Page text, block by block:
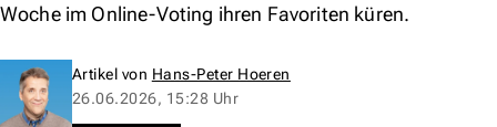
Woche im Online-Voting ihren Favoriten küren.
Artikel von Hans-Peter Hoeren
26.06.2026, 15:28 Uhr